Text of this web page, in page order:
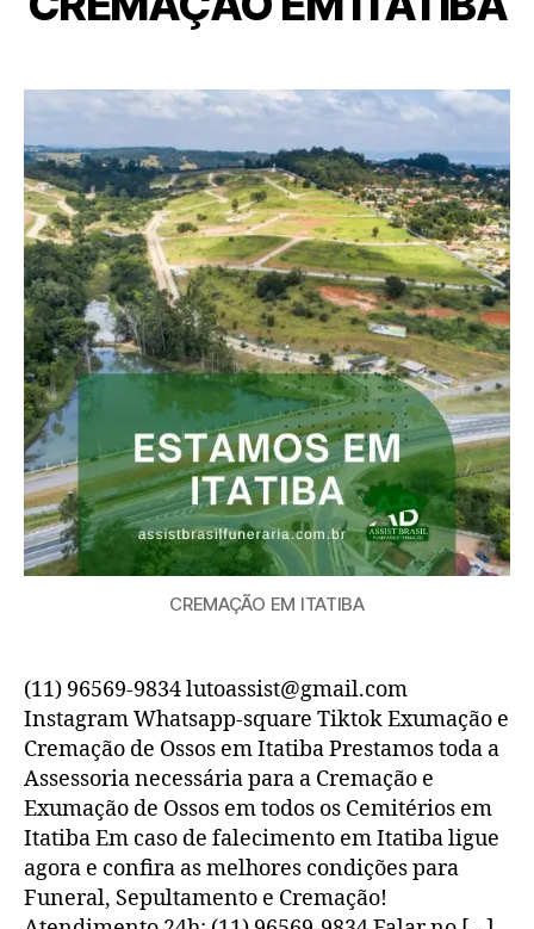
CREMAÇÃO EM ITATIBA
(11) 96569-9834 lutoassist@gmail.com
Instagram Whatsapp-square Tiktok Exumação e
Cremação de Ossos em Itatiba Prestamos toda a
Assessoria necessária para a Cremação e
Exumação de Ossos em todos os Cemitérios em
Itatiba Em caso de falecimento em Itatiba ligue
agora e confira as melhores condições para
Funeral, Sepultamento e Cremação!